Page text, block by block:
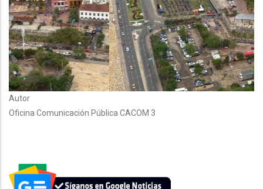
Autor
Oficina Comunicación Pública CACOM 3